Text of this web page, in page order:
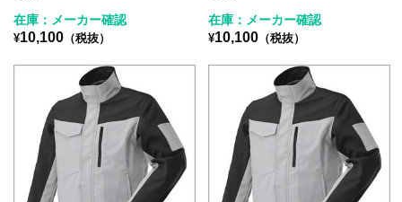
在庫：メーカー確認
¥10,100 （税抜）
在庫：メーカー確認
¥10,100 （税抜）